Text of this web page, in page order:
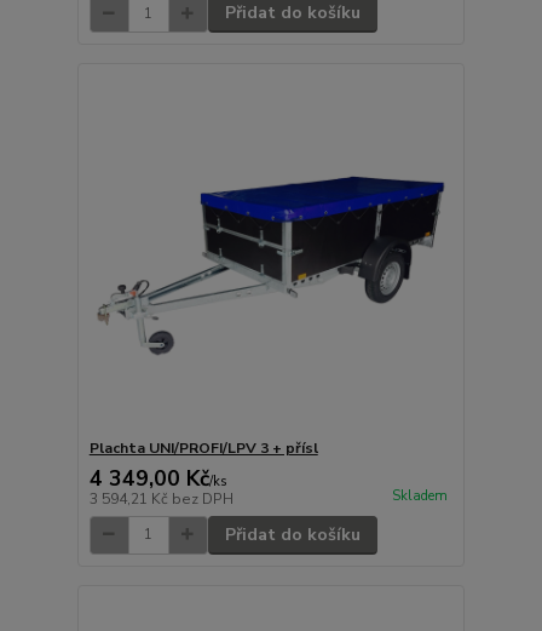
Přidat do košíku
Plachta UNI/PROFI/LPV 3 + přísl
4 349,00 Kč/ks
3 594,21 Kč bez DPH Skladem
Přidat do košíku